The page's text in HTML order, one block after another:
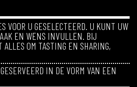
VOOR U GESELECTEERD. U KUNT UW
EN WENS INVULLEN. BIJ
ALLES OM TASTING EN SHARING,
IN DE VORM VAN EEN